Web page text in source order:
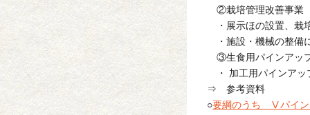
②栽培管理改善事業
・展示ほの設置、栽培
・施設・機械の整備
③生食用パインアッ
・ 加工用パインアッ
⇒ 参考資料
○要綱のうち Ⅴパイン